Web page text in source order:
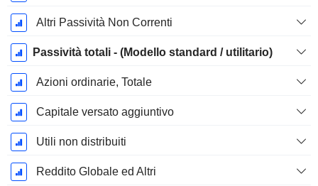
Altri Passività Non Correnti
Passività totali - (Modello standard / utilitario)
Azioni ordinarie, Totale
Capitale versato aggiuntivo
Utili non distribuiti
Reddito Globale ed Altri